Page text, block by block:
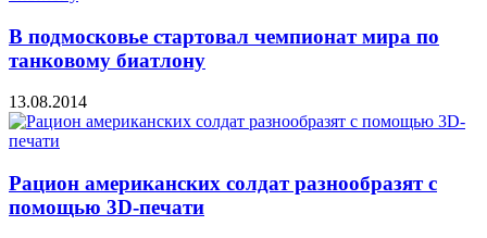
В подмосковье стартовал чемпионат мира по
танковому биатлону
13.08.2014
Рацион американских солдат разнообразят с
помощью 3D-печати